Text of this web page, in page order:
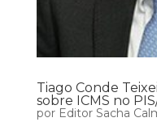
Tiago Conde
sobre ICMS no
por Editor Sacha